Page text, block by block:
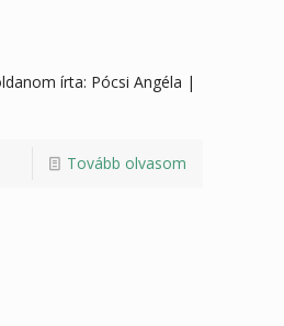
írta: Pócsi Angéla |
Tovább olvasom